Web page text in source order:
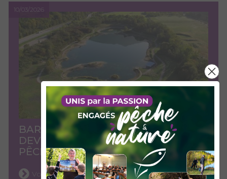
10/03/2026
BAROUCHAT, UN PLAN D'EAU
DEVENU UN VÉRITABLE PÔLE
PÊCHE
Voir l'actu